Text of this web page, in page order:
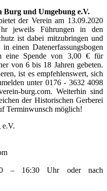
Burg und Umgebung e.V.
der Verein am 13.09.2020
jeweils Führungen in den
ist dabei mitzubringen und
einen Datenerfassungsbogen
eine Spende von 3,00 € für
von 6 bis 18 Jahren gebeten.
ist es empfehlenswert, sich
unter 0176 - 3632 4098
burg.com. Weiterhin sind
der Historischen Gerberei
Terminwunsch möglich!
e.V.
– 16:30 Uhr oder nach